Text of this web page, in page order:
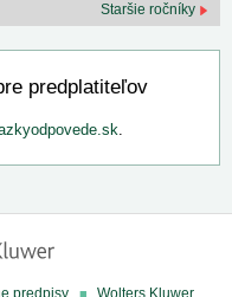
Staršie ročníky
predplatiteľov
.